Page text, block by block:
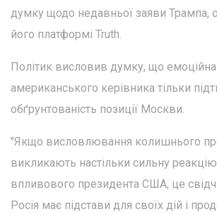
думку щодо недавньої заяви Трампа,
його платформі Truth.
Політик висловив думку, що емоційна
американського керівника тільки
обґрунтованість позиції Москви.
"Якщо висловлювання колишнього
викликають настільки сильну
впливового президента США, це
Росія має підстави для своїх дій і